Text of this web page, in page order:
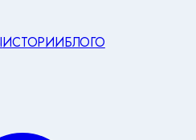
ИСТОРИИБЛОГО